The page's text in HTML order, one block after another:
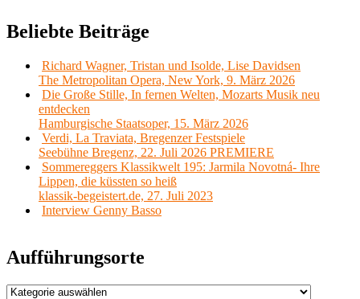
Beliebte Beiträge
Richard Wagner, Tristan und Isolde, Lise Davidsen
The Metropolitan Opera, New York, 9. März 2026
Die Große Stille, In fernen Welten, Mozarts Musik neu
entdecken
Hamburgische Staatsoper, 15. März 2026
Verdi, La Traviata, Bregenzer Festspiele
Seebühne Bregenz, 22. Juli 2026 PREMIERE
Sommereggers Klassikwelt 195: Jarmila Novotná- Ihre
Lippen, die küssten so heiß
klassik-begeistert.de, 27. Juli 2023
Interview Genny Basso
Aufführungsorte
Aufführungsorte